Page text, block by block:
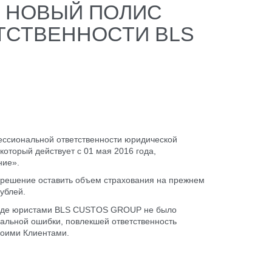
НОВЫЙ ПОЛИС
BLS
ответственности юридической
действует с 01 мая 2016 года,
.
оставить объем страхования на прежнем
юристами BLS CUSTOS GROUP не было
ошибки, повлекшей ответственность
Клиентами.